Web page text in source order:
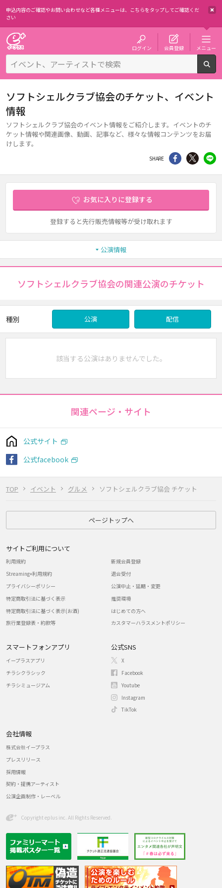
申込内容のご確認やお問い合わせなど各種メニューは、 こちらをタップしてご確認くだ
さい
ログイン 会員登録 メニュー
TOP イベント グルメ ソフトシェルクラブ協会 チケット
ソフトシェルクラブ協会のチケット、イベント
情報
ソフトシェルクラブ協会のイベント情報をご紹介します。イベントのチ
ケット情報や関連画像、動画、記事など、様々な情報コンテンツをお届
けします。
SHARE シェア Twitter
お気に入りに登録する
登録すると先行販売情報等が受け取れます
公演情報
ソフトシェルクラブ協会の関連公演のチケット
種別 公演 配信
該当する公演はありませんでした。
関連ページ・サイト
公式サイト
公式facebook
ページトップへ
サイトご利用について
利用規約
Streaming+利用規約
プライバシーポリシー
特定商取引法に基づく表示
特定商取引法に基づく表示(お酒)
旅行業登録表・約款等
新規会員登録
退会受付
公演中止・延期・変更
推奨環境
はじめての方へ
カスタマーハラスメントポリシー
スマートフォンアプリ
イープラスアプリ
チラシクラシック
チラシミュージアム
公式SNS
X
Facebook
Youtube
Instagram
TikTok
会社情報
株式会社イープラス
プレスリリース
採用情報
契約・提携アーティスト
公演企画制作・レーベル
Copyright eplus inc. All Rights Reserved.